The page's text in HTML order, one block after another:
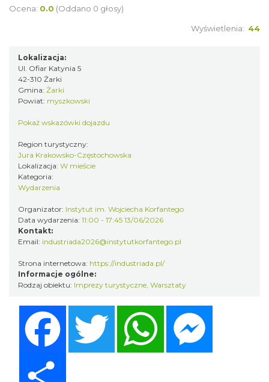
Juromania na Górze Zborów 18.09.2026
Podlesice
10.93 km
Juromania na Górze Zborów 19.09.2026
(sobota)
Podlesice
10.93 km
Juromania na Górze Zborów 20.09.2026
(niedziela)
Podlesice
10.93 km
Ocena: 0.0 (Oddano 0 głosy)
Wyświetlenia: 44
Lokalizacja:
Ul. Ofiar Katynia 5
42-310 Żarki
Gmina: Żarki
Powiat: myszkowski
Pokaż wskazówki dojazdu
Region turystyczny:
Jura Krakowsko-Częstochowska
Lokalizacja: W mieście
Kategoria:
Wydarzenia
Organizator: Instytut im. Wojciecha Korfantego
Data wydarzenia: 11:00 - 17:45 13/06/2026
Kontakt:
Email: industriada2026@instytutkorfantego.pl
Strona internetowa: https://industriada.pl/
Informacje ogólne:
Rodzaj obiektu: Imprezy turystyczne, Warsztaty
Twitter WhatsApp